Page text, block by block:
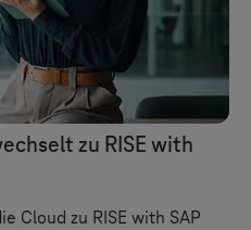
zu RISE with
Cloud zu RISE with SAP